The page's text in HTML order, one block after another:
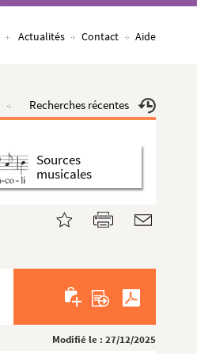
Actualités Contact Aide
Recherches récentes
Sources
musicales
Modifié le : 27/12/2025